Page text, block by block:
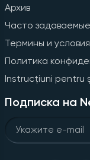
Архив
Часто
Термины и
Политика
Instrucțiuni pentru
Подписка на